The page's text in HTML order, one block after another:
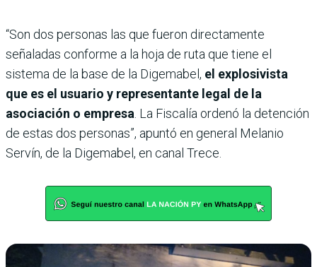
“Son dos personas las que fueron directamente
señaladas conforme a la hoja de ruta que tiene el
sistema de la base de la Digemabel, el explosivista
que es el usuario y representante legal de la
asociación o empresa . La Fiscalía ordenó la detención
de estas dos personas”, apuntó en general Melanio
Servín, de la Digemabel, en canal Trece.